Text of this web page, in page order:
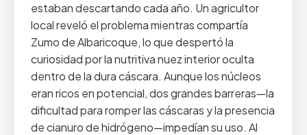
estaban descartando cada año. Un agricultor
local reveló el problema mientras compartía
Zumo de Albaricoque, lo que despertó la
curiosidad por la nutritiva nuez interior oculta
dentro de la dura cáscara. Aunque los núcleos
eran ricos en potencial, dos grandes barreras—la
dificultad para romper las cáscaras y la presencia
de cianuro de hidrógeno—impedían su uso. Al